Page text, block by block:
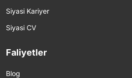
Siyasi Kariyer
Siyasi CV
Faliyetler
Blog